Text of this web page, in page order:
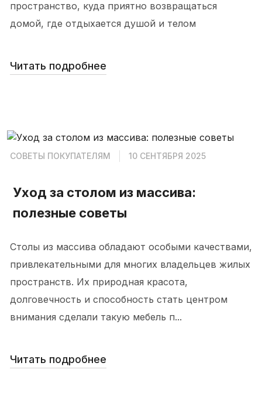
пространство, куда приятно возвращаться
домой, где отдыхается душой и телом
Читать подробнее
СОВЕТЫ ПОКУПАТЕЛЯМ 10 СЕНТЯБРЯ 2025
Уход за столом из массива:
полезные советы
Столы из массива обладают особыми качествами,
привлекательными для многих владельцев жилых
пространств. Их природная красота,
долговечность и способность стать центром
внимания сделали такую мебель п...
Читать подробнее